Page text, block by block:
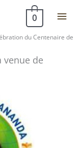
0
du Centenaire de
venue de